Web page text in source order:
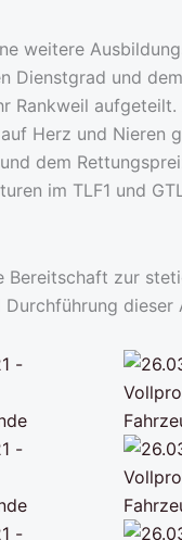
weitere
Dienstgrad und
Rankweil
Herz und
dem
im TLF1 und
Bereitschaft zur
dieser